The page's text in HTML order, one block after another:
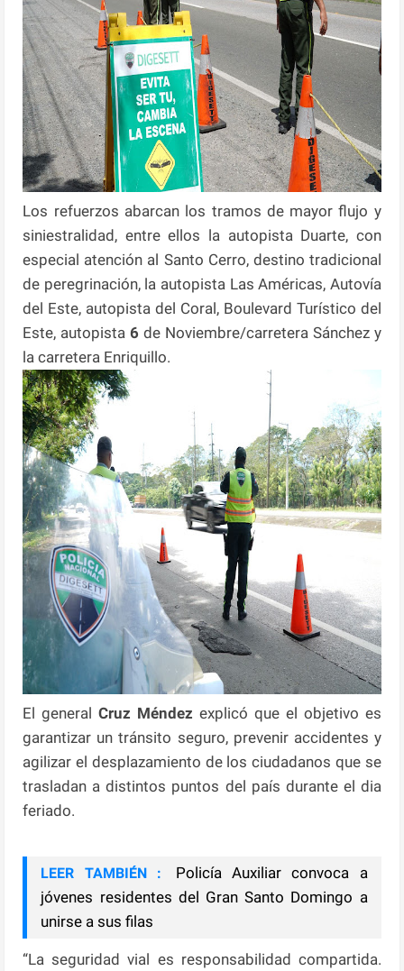
Los refuerzos abarcan los tramos de mayor flujo y
siniestralidad, entre ellos la autopista Duarte, con
especial atención al Santo Cerro, destino tradicional
de peregrinación, la autopista Las Américas, Autovía
del Este, autopista del Coral, Boulevard Turístico del
Este, autopista6de Noviembre/carretera Sánchez y
la carretera Enriquillo.
El generalCruz Méndez explicó que el objetivo es
garantizar un tránsito seguro, prevenir accidentes y
agilizar el desplazamiento de los ciudadanos que se
trasladan a distintos puntos del país durante el dia
feriado.
LEER TAMBIÉN :
Policía Auxiliar convoca a
jóvenes residentes del Gran Santo Domingo a
unirse a sus filas
“La seguridad vial es responsabilidad compartida.